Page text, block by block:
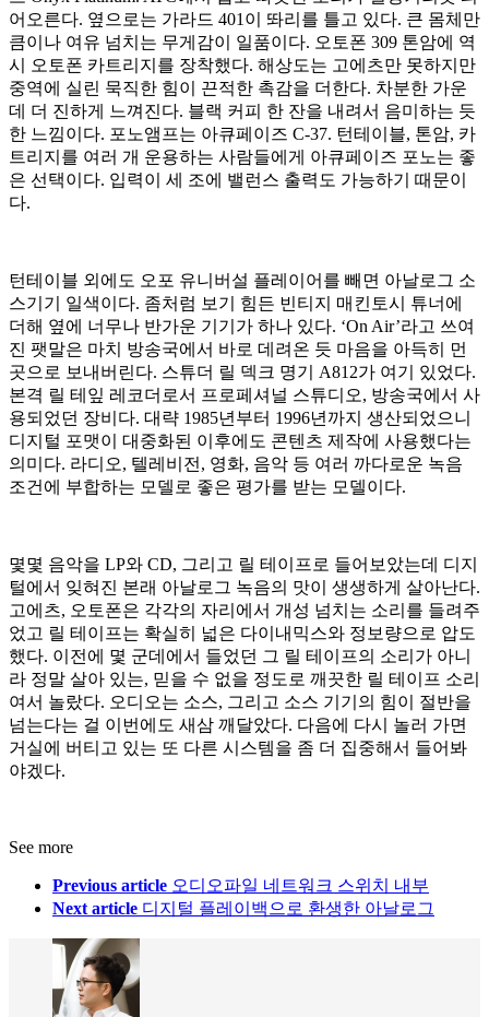
어오른다. 옆으로는 가라드 401이 똬리를 틀고 있다. 큰 몸체만
큼이나 여유 넘치는 무게감이 일품이다. 오토폰 309 톤암에 역
시 오토폰 카트리지를 장착했다. 해상도는 고에츠만 못하지만
중역에 실린 묵직한 힘이 끈적한 촉감을 더한다. 차분한 가운
데 더 진하게 느껴진다. 블랙 커피 한 잔을 내려서 음미하는 듯
한 느낌이다. 포노앰프는 아큐페이즈 C-37. 턴테이블, 톤암, 카
트리지를 여러 개 운용하는 사람들에게 아큐페이즈 포노는 좋
은 선택이다. 입력이 세 조에 밸런스 출력도 가능하기 때문이
다.
턴테이블 외에도 오포 유니버설 플레이어를 빼면 아날로그 소
스기기 일색이다. 좀처럼 보기 힘든 빈티지 매킨토시 튜너에
더해 옆에 너무나 반가운 기기가 하나 있다. ‘On Air’라고 쓰여
진 팻말은 마치 방송국에서 바로 데려온 듯 마음을 아득히 먼
곳으로 보내버린다. 스튜더 릴 덱크 명기 A812가 여기 있었다.
본격 릴 테잎 레코더로서 프로페셔널 스튜디오, 방송국에서 사
용되었던 장비다. 대략 1985년부터 1996년까지 생산되었으니
디지털 포맷이 대중화된 이후에도 콘텐츠 제작에 사용했다는
의미다. 라디오, 텔레비전, 영화, 음악 등 여러 까다로운 녹음
조건에 부합하는 모델로 좋은 평가를 받는 모델이다.
몇몇 음악을 LP와 CD, 그리고 릴 테이프로 들어보았는데 디지
털에서 잊혀진 본래 아날로그 녹음의 맛이 생생하게 살아난다.
고에츠, 오토폰은 각각의 자리에서 개성 넘치는 소리를 들려주
었고 릴 테이프는 확실히 넓은 다이내믹스와 정보량으로 압도
했다. 이전에 몇 군데에서 들었던 그 릴 테이프의 소리가 아니
라 정말 살아 있는, 믿을 수 없을 정도로 깨끗한 릴 테이프 소리
여서 놀랐다. 오디오는 소스, 그리고 소스 기기의 힘이 절반을
넘는다는 걸 이번에도 새삼 깨달았다. 다음에 다시 놀러 가면
거실에 버티고 있는 또 다른 시스템을 좀 더 집중해서 들어봐
야겠다.
See more
Previous article 오디오파일 네트워크 스위치 내부
Next article 디지털 플레이백으로 환생한 아날로그